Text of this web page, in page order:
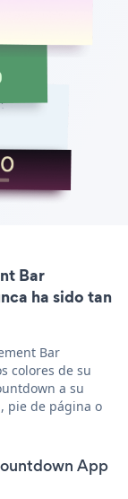
Bar
ha sido tan
Bar
colores de su
a su
pie de página o
App